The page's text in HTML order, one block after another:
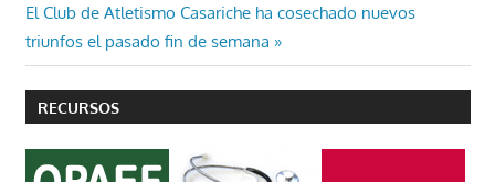
entradas
Entrada
siguiente:
El Club de Atletismo Casariche ha cosechado nuevos
triunfos el pasado fin de semana
RECURSOS